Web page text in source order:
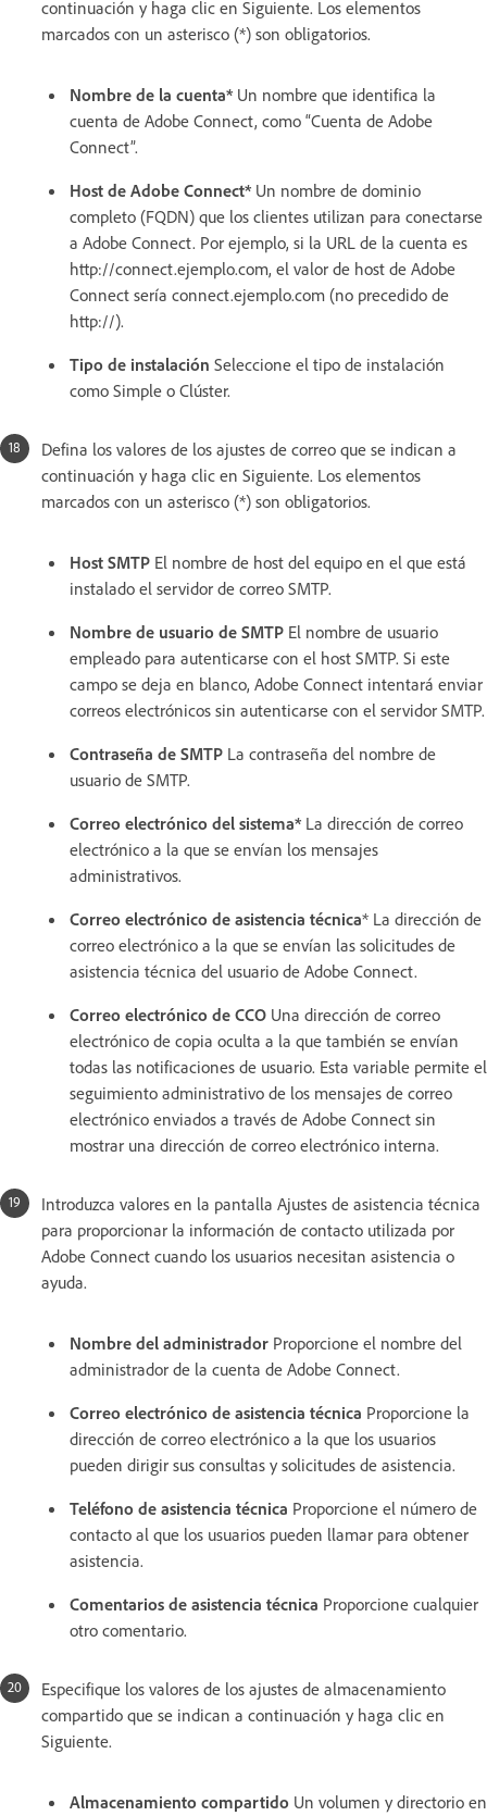
continuación y haga clic en Siguiente. Los elementos
marcados con un asterisco (*) son obligatorios.
Nombre de la cuenta* Un nombre que identifica la
cuenta de Adobe Connect, como “Cuenta de Adobe
Connect”.
Host de Adobe Connect* Un nombre de dominio
completo (FQDN) que los clientes utilizan para conectarse
a Adobe Connect. Por ejemplo, si la URL de la cuenta es
http://connect.ejemplo.com, el valor de host de Adobe
Connect sería connect.ejemplo.com (no precedido de
http://).
Tipo de instalación Seleccione el tipo de instalación
como Simple o Clúster.
Defina los valores de los ajustes de correo que se indican a
continuación y haga clic en Siguiente. Los elementos
marcados con un asterisco (*) son obligatorios.
Host SMTP El nombre de host del equipo en el que está
instalado el servidor de correo SMTP.
Nombre de usuario de SMTP El nombre de usuario
empleado para autenticarse con el host SMTP. Si este
campo se deja en blanco, Adobe Connect intentará enviar
correos electrónicos sin autenticarse con el servidor SMTP.
Contraseña de SMTP La contraseña del nombre de
usuario de SMTP.
Correo electrónico del sistema* La dirección de correo
electrónico a la que se envían los mensajes
administrativos.
Correo electrónico de asistencia técnica* La dirección de
correo electrónico a la que se envían las solicitudes de
asistencia técnica del usuario de Adobe Connect.
Correo electrónico de CCO Una dirección de correo
electrónico de copia oculta a la que también se envían
todas las notificaciones de usuario. Esta variable permite el
seguimiento administrativo de los mensajes de correo
electrónico enviados a través de Adobe Connect sin
mostrar una dirección de correo electrónico interna.
Introduzca valores en la pantalla Ajustes de asistencia técnica
para proporcionar la información de contacto utilizada por
Adobe Connect cuando los usuarios necesitan asistencia o
ayuda.
Nombre del administrador Proporcione el nombre del
administrador de la cuenta de Adobe Connect.
Correo electrónico de asistencia técnica Proporcione la
dirección de correo electrónico a la que los usuarios
pueden dirigir sus consultas y solicitudes de asistencia.
Teléfono de asistencia técnica Proporcione el número de
contacto al que los usuarios pueden llamar para obtener
asistencia.
Comentarios de asistencia técnica Proporcione cualquier
otro comentario.
Especifique los valores de los ajustes de almacenamiento
compartido que se indican a continuación y haga clic en
Siguiente.
Almacenamiento compartido Un volumen y directorio en